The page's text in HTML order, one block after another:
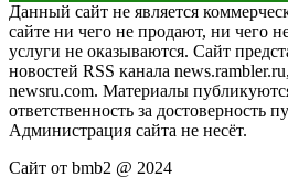
Данный сайт не является
сайте ни чего не продают, ни чего
услуги не оказываются. Сайт
новостей RSS канала
newsru.com. Материалы
ответственность за достоверность
Администрация сайта не несёт.
Сайт от bmb2 @ 2024